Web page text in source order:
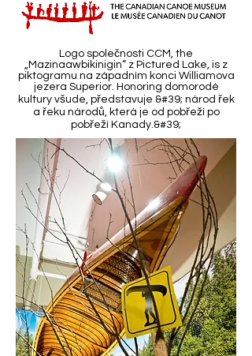
Logo společnosti CCM, the
„Mazinaawbikinigin“ z Pictured Lake, is z
piktogramu na západním konci Williamova
jezera Superior. Honoring domorodé
kultury všude, představuje &#39; národ řek
a řeku národů, která je od pobřeží po
pobřeží Kanady.&#39;